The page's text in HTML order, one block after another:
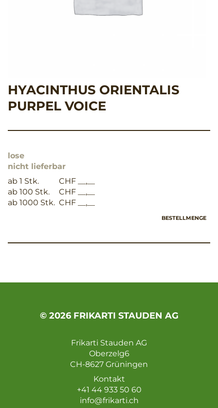
HYACINTHUS ORIENTALIS
PURPEL VOICE
lose
nicht lieferbar
ab 1 Stk.
CHF __,__
ab 100 Stk.
CHF __,__
ab 1000 Stk. CHF __,__
BESTELLMENGE
© 2026 FRIKARTI STAUDEN AG
Frikarti Stauden AG
Oberzelg6
CH-8627 Grüningen
Kontakt
+41 44 933 50 60
info@frikarti.ch